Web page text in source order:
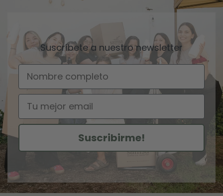
Suscríbete a nuestro newsletter
Nombre
Email
Suscribirme!